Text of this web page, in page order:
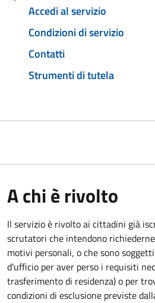
Accedi al servizio
Condizioni di servizio
Contatti
Strumenti di tutela
A chi è rivolto
Il servizio è rivolto ai cittadini già
scrutatori che intendono
motivi personali, o che sono
d'ufficio per aver perso i requisiti
trasferimento di residenza) o per
condizioni di esclusione previste